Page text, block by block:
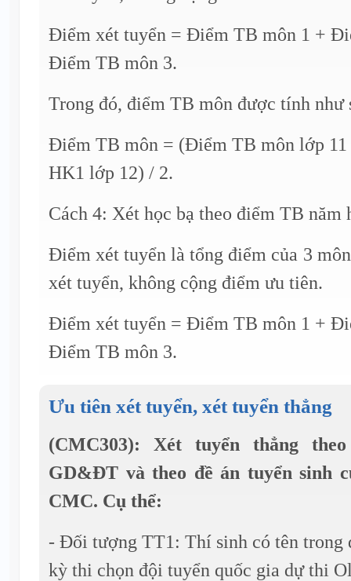
Điểm xét tuyển = Điểm TB môn 1 +
Điểm TB môn 3.
Trong đó, điểm TB môn được tính như
Điểm TB môn = (Điểm TB môn lớp
HK1 lớp 12) / 2.
Cách 4: Xét học bạ theo điểm TB năm
Điểm xét tuyển là tổng điểm của 3
xét tuyển, không cộng điểm ưu tiên.
Điểm xét tuyển = Điểm TB môn 1 +
Điểm TB môn 3.
Ưu tiên xét tuyển, xét tuyển thẳng
(CMC303): Xét tuyển thẳng
GD&ĐT và theo đề án tuyển sinh
CMC. Cụ thể:
- Đối tượng TT1: Thí sinh có tên trong
kỳ thi chọn đội tuyển quốc gia dự thi